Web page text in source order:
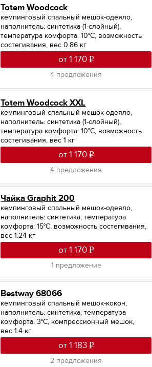
Totem Woodcock
кемпинговый спальный мешок-одеяло,
наполнитель: синтетика (1-слойный),
температура комфорта: 10°С, возможность
состегивания, вес 0.86 кг
от 1 170
4 предложения
Totem Woodcock XXL
кемпинговый спальный мешок-одеяло,
наполнитель: синтетика (1-слойный),
температура комфорта: 10°С, возможность
состегивания, вес 1 кг
от 1 170
4 предложения
Чайка Graphit 200
кемпинговый спальный мешок-одеяло,
наполнитель: синтетика, температура
комфорта: 15°С, возможность состегивания,
вес 1.24 кг
от 1 170
1 предложение
Bestway 68066
кемпинговый спальный мешок-кокон,
наполнитель: синтетика, температура
комфорта: 3°С, компрессионный мешок,
вес 1.4 кг
от 1 183
2 предложения